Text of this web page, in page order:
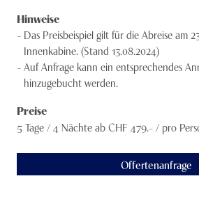
Hinweise
Das Preisbeispiel gilt für die Abreise am
Innenkabine. (Stand 13.08.2024)
Auf Anfrage kann ein entsprechendes
hinzugebucht werden.
Preise
5 Tage / 4 Nächteab CHF 479.– / pro
Offertenanfrage